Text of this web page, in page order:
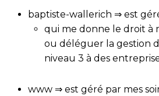
baptiste-wallerich ⇒ est
qui me donne le droit à
ou déléguer la gestion
niveau 3 à des
www ⇒ est géré par mes